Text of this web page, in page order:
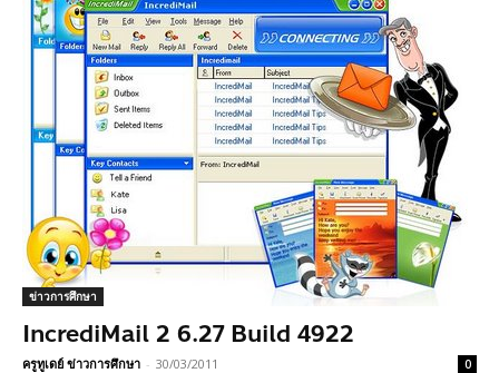
ข่าวการศึกษา
IncrediMail 2 6.27 Build 4922
ครูทูเดย์ ข่าวการศึกษา - 30/03/2011 0